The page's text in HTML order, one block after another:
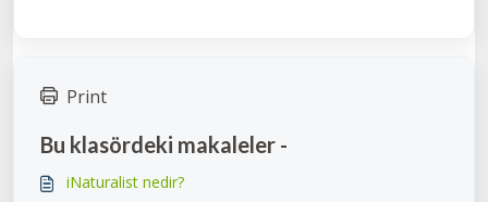
Print
Bu klasördeki makaleler -
iNaturalist nedir?